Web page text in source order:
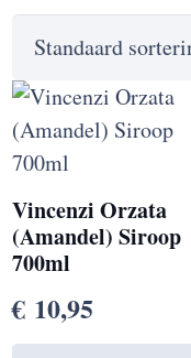
Vincenzi Orzata
(Amandel) Siroop
700ml
€ 10,95